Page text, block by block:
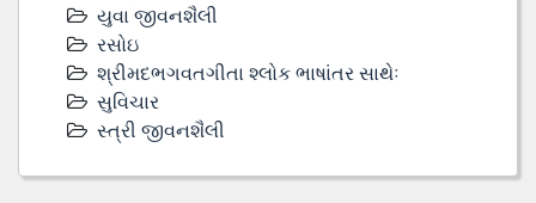
યુવા જીવનશૈલી
રસોઇ
શ્રીમદભગવતગીતા શ્લોક ભાષાંતર સાથેઃ
સુવિચાર
સ્ત્રી જીવનશૈલી